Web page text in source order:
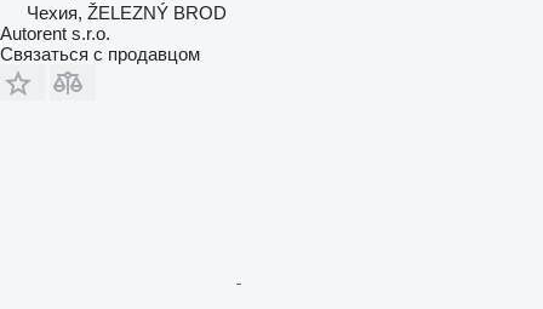
Чехия, ŽELEZNÝ BROD
Autorent s.r.o.
Связаться с продавцом